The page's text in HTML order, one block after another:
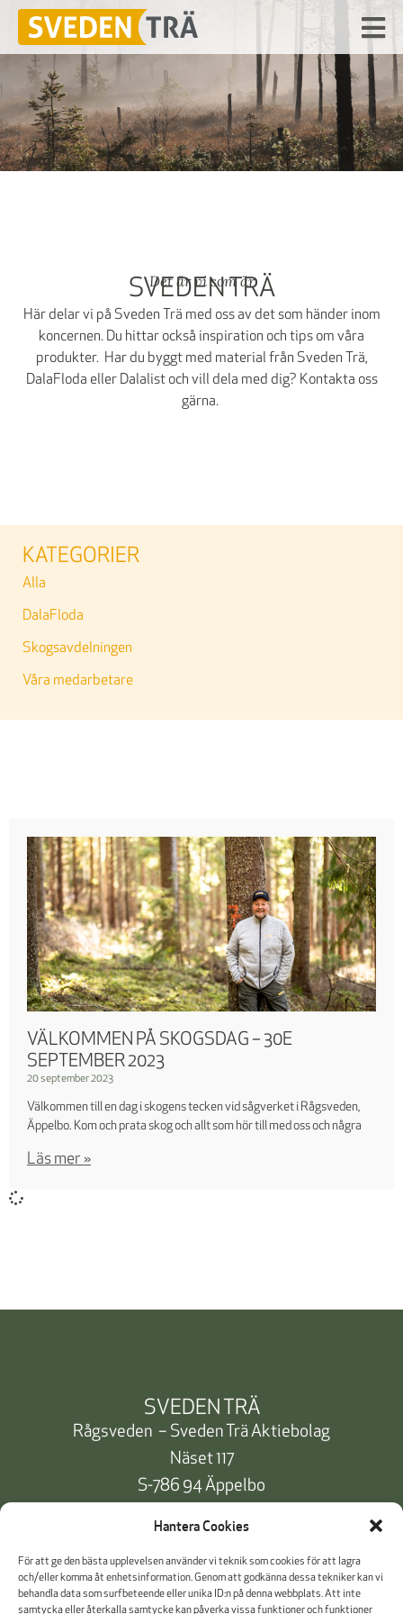
Hantera Cookies
För att ge den bästa upplevelsen använder vi teknik som cookies för att lagra
och/eller komma åt enhetsinformation. Genom att godkänna dessa tekniker kan vi
behandla data som surfbeteende eller unika ID:n på denna webbplats. Att inte
samtycka eller återkalla samtycke kan påverka vissa funktioner och funktioner
Det är vi som är
SVEDEN TRÄ
Här delar vi på Sveden Trä med oss av det som händer inom
koncernen. Du hittar också inspiration och tips om våra
produkter. Har du byggt med material från Sveden Trä,
DalaFloda eller Dalalist och vill dela med dig? Kontakta oss
gärna.
KATEGORIER
Alla
DalaFloda
Skogsavdelningen
Våra medarbetare
VÄLKOMMEN PÅ SKOGSDAG – 30E
SEPTEMBER 2023
20 september 2023
Välkommen till en dag i skogens tecken vid sågverket i Rågsveden,
Äppelbo. Kom och prata skog och allt som hör till med oss och några
Läs mer »
SVEDEN TRÄ
Rågsveden – Sveden Trä Aktiebolag
Näset 117
S-786 94 Äppelbo